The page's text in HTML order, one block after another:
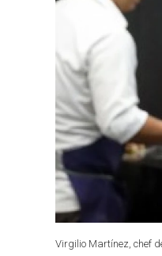
Virgilio Martínez, chef